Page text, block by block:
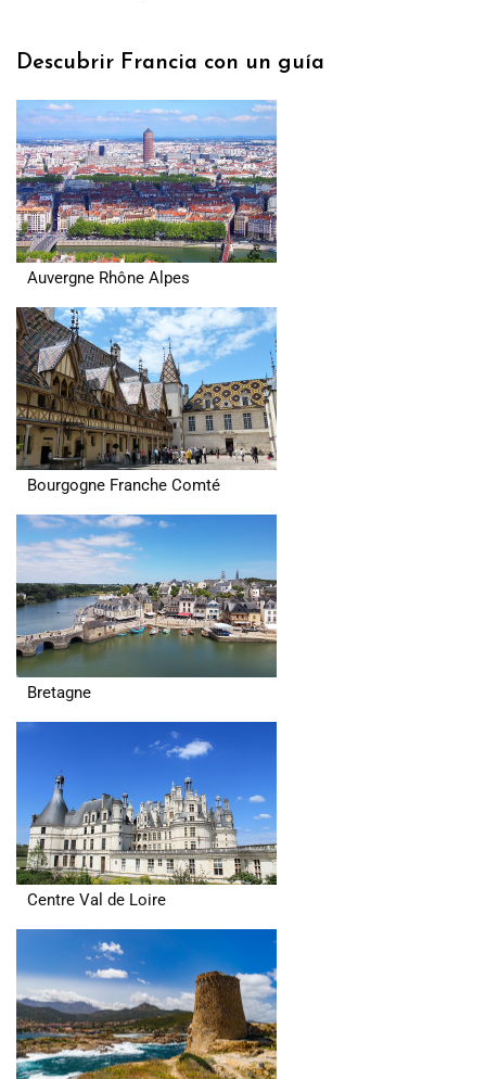
Descubrir Francia con un guía
Auvergne Rhône Alpes
Bourgogne Franche Comté
Bretagne
Centre Val de Loire